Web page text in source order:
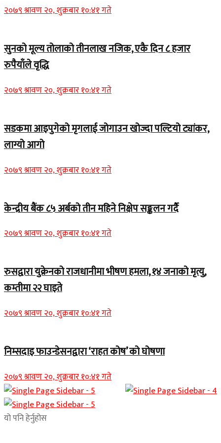
२०७९ श्रावण २०, शुक्रबार १०:४१ गते
सुनको मूल्य तोलाको तीनलाख नजिक, एकै दिन ८ हजार
रुपैयाँले वृद्धि
२०७९ श्रावण २०, शुक्रबार १०:४१ गते
सडकमा आइपुगेको मृगलाई जोगाउन खोज्दा पल्टियो ट्यांकर,
लाग्यो आगो
२०७९ श्रावण २०, शुक्रबार १०:४१ गते
केन्द्रीय बैंक ८५ अर्बको तीन महिने निक्षेप सङ्कलन गर्दै
२०७९ श्रावण २०, शुक्रबार १०:४१ गते
रुसद्वारा युक्रेनको राजधानीमा भीषण हमला, १४ जनाको मृत्यु,
कम्तीमा २२ घाइते
२०७९ श्रावण २०, शुक्रबार १०:४१ गते
निम्सदाइ फाउन्डेसनद्वारा ‘राहत कोष’ को घोषणा
२०७९ श्रावण २०, शुक्रबार १०:४१ गते
यो पनि हेर्नुहोस